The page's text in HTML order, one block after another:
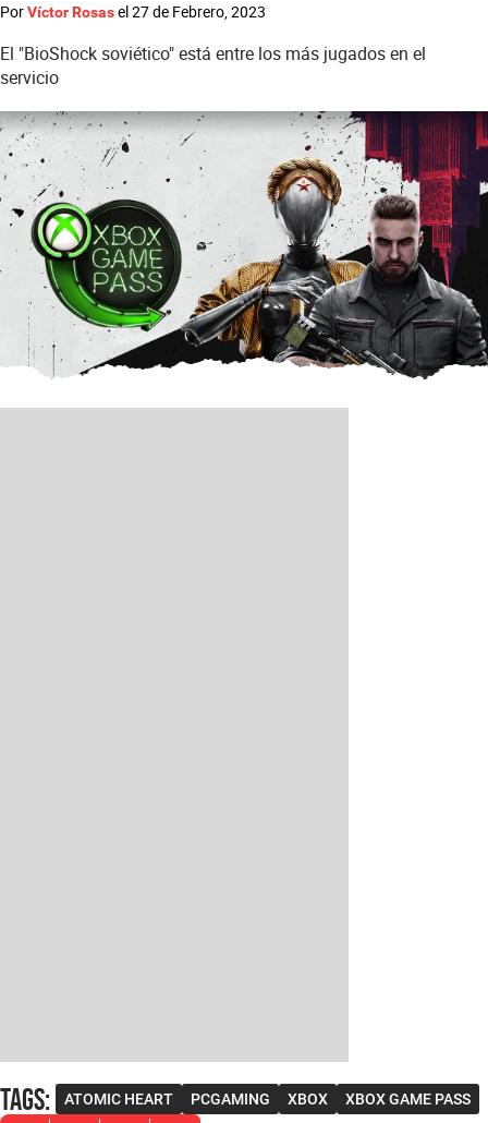
PorVíctor Rosasel27 de Febrero, 2023
El "BioShock soviético" está entre los más jugados en el
servicio
Tags: ATOMIC HEART PCGAMING XBOX XBOX GAME PASS